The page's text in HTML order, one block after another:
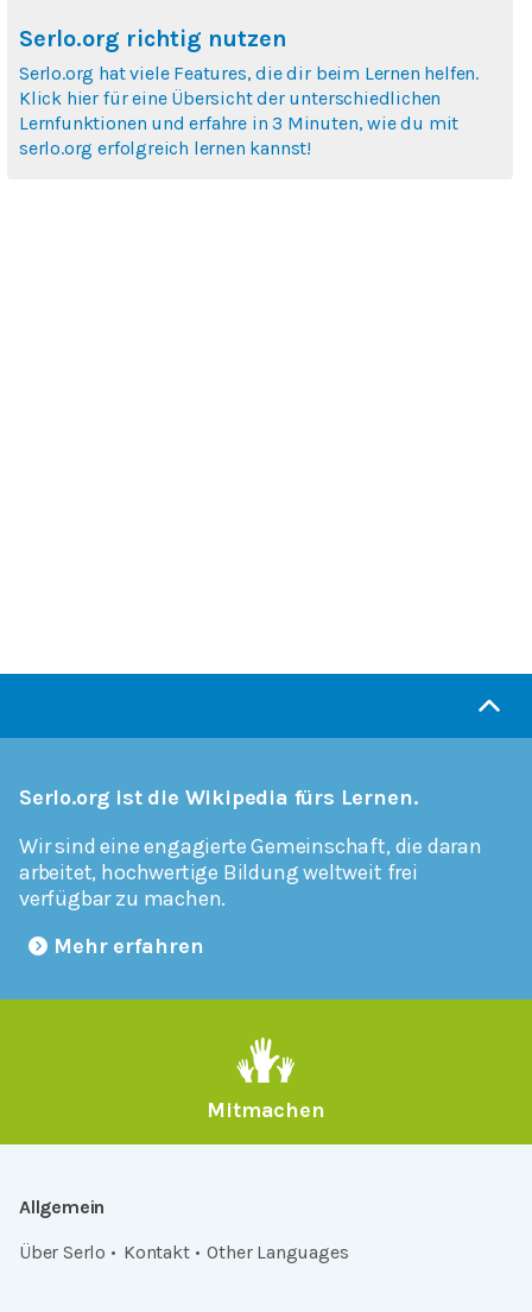
Serlo.org richtig nutzen
Serlo.org hat viele Features, die dir beim Lernen helfen.
Klick hier für eine Übersicht der unterschiedlichen
Lernfunktionen und erfahre in 3 Minuten, wie du mit
serlo.org erfolgreich lernen kannst!
Serlo.org ist die Wikipedia fürs Lernen.
Wir sind eine engagierte Gemeinschaft, die daran
arbeitet, hochwertige Bildung weltweit frei
verfügbar zu machen.
Mehr erfahren
Mitmachen
Allgemein
Über Serlo
Kontakt Other Languages